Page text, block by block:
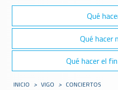
Qué
Qué hacer
Qué hacer el
INICIO > VIGO > CONCIERTOS